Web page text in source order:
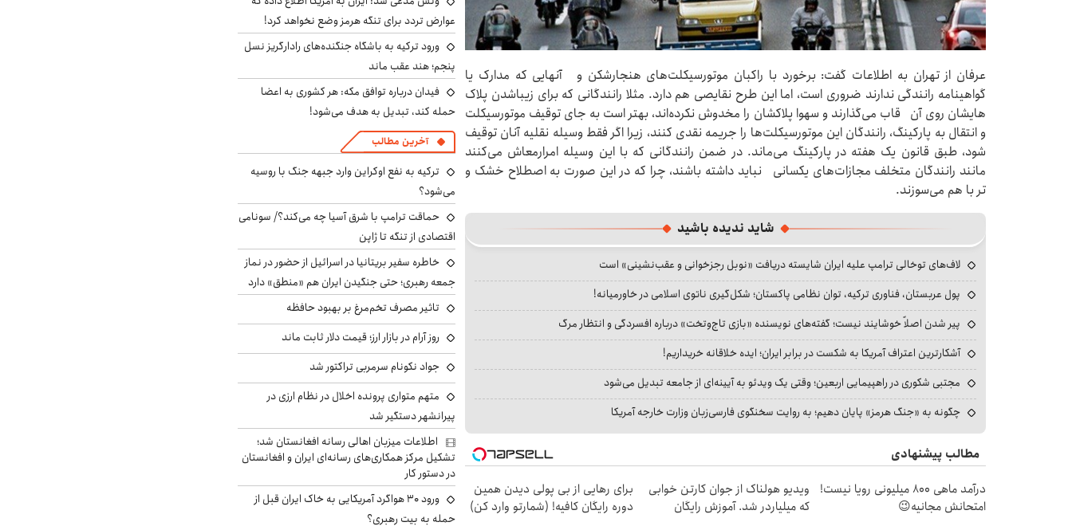
عرفان از تهران به اطلاعات گفت: برخورد با راکبان موتورسیکلت‌های هنجارشکن و آنهایی که مدارک یا
گواهینامه رانندگی ندارند ضروری است، اما این طرح نقایصی هم دارد. مثلا رانندگانی که برای زیباشدن پلاک
هایشان روی آن‌ قاب می‌گذارند و سهوا پلاکشان را مخدوش نکرده‌اند، بهتر است به جای توقیف موتورسیکلت
و انتقال به پارکینگ، رانندگان این موتورسیکلت‌ها را جریمه نقدی کنند، زیرا اگر فقط وسیله نقلیه آنان توقیف
شود، طبق قانون یک هفته در پارکینگ می‌ماند. در ضمن رانندگانی که با این وسیله امرارمعاش می‌کنند
مانند رانندگان متخلف مجازات‌های یکسانی نباید داشته باشند، چرا که در این صورت به اصطلاح خشک و
تر با هم می‌سوزند.
شاید ندیده باشید
لاف‌های توخالی ترامپ علیه ایران شایسته دریافت «نوبل رجزخوانی و عقب‌نشینی» است
پول عربستان، فناوری ترکیه، توان نظامی پاکستان؛ شکل‌گیری ناتوی اسلامی در خاورمیانه!
پیر شدن اصلاً خوشایند نیست؛ گفته‌های نویسنده «بازی تاج‌وتخت» درباره افسردگی و انتظار مرگ
آشکارترین اعتراف آمریکا به شکست در برابر ایران؛ ایده خلاقانه خریداریم!
مجتبی شکوری در راهپیمایی اربعین؛ وقتی یک ویدئو به آیینه‌ای از جامعه تبدیل می‌شود
چگونه به «جنگ هرمز» پایان دهیم؛ به روایت سخنگوی فارسی‌زبان وزارت خارجه آمریکا
مطالب پیشنهادی
درآمد ماهی 800 میلیونی رویا نیست!
امتحانش مجانیه😉
ویدیو هولناک از جوان کارتن خوابی
که میلیاردر شد. آموزش رایگان
برای رهایی از بی پولی دیدن همین
دوره رایگان کافیه! (شمارتو وارد کن)
عوارض تردد برای تنگه هرمز وضع نخواهد کرد!
ورود ترکیه به باشگاه جنگنده‌های رادارگریز نسل
پنجم؛ هند عقب ماند
فیدان درباره توافق مکه: هر کشوری به اعضا
حمله کند، تبدیل به هدف می‌شود!
آخرین مطالب
ترکیه به نفع اوکراین وارد جبهه جنگ با روسیه
می‌شود؟
حماقت ترامپ با شرق آسیا چه می‌کند؟/ سونامی
اقتصادی از تنگه تا ژاپن
خاطره سفیر بریتانیا در اسرائیل از حضور در نماز
جمعه رهبری؛ حتی جنگیدن ایران هم «منطق» دارد
تاثیر مصرف تخم‌مرغ بر بهبود حافظه
روز آرام در بازار ارز؛ قیمت دلار ثابت ماند
جواد نکونام سرمربی تراکتور شد
متهم متواری پرونده اخلال در نظام ارزی در
پیرانشهر دستگیر شد
اطلاعات میزبان اهالی رسانه افغانستان شد؛
تشکیل مرکز همکاری‌های رسانه‌ای ایران و افغانستان
در دستور کار
ورود ۳۰ هواگرد آمریکایی به خاک ایران قبل از
حمله به بیت رهبری؟